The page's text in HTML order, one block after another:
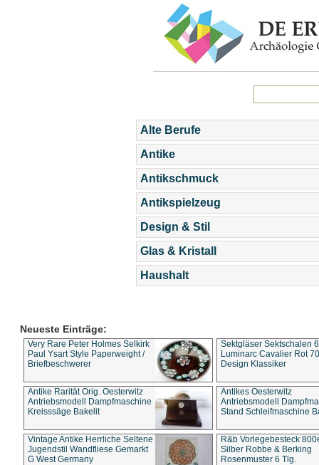
Alte Berufe
Antike
Antikschmuck
Antikspielzeug
Design & Stil
Glas & Kristall
Haushalt
Neueste Einträge:
Very Rare Peter Holmes Selkirk
Paul Ysart Style Paperweight /
Briefbeschwerer
Sektgläser Sektschalen
Luminarc Cavalier Rot
Design Klassiker
Antike Rarität Orig. Oesterwitz
Antriebsmodell Dampfmaschine
Kreisssäge Bakelit
Antikes Oesterwitz
Antriebsmodell
Stand Schleifmaschine
Vintage Antike Herrliche Seltene
Jugendstil Wandfliese Gemarkt
G West Germany
R&b Vorlegebesteck
Silber Robbe & Berking
Rosenmuster 6 Tlg.